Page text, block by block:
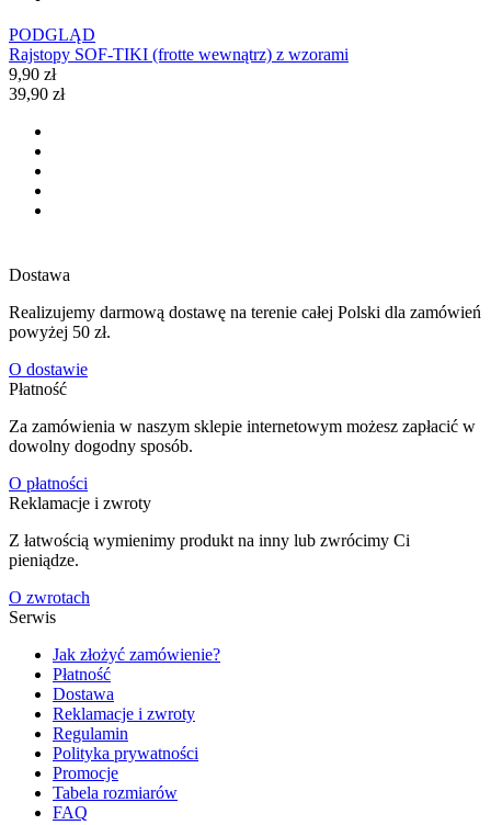
PODGLĄD
Rajstopy SOF-TIKI (frotte wewnątrz) z wzorami
9,90 zł
39,90 zł
Dostawa
Realizujemy darmową dostawę na terenie całej Polski dla zamówień
powyżej 50 zł.
O dostawie
Płatność
Za zamówienia w naszym sklepie internetowym możesz zapłacić w
dowolny dogodny sposób.
O płatności
Reklamacje i zwroty
Z łatwością wymienimy produkt na inny lub zwrócimy Ci
pieniądze.
O zwrotach
Serwis
Jak złożyć zamówienie?
Płatność
Dostawa
Reklamacje i zwroty
Regulamin
Polityka prywatności
Promocje
Tabela rozmiarów
FAQ